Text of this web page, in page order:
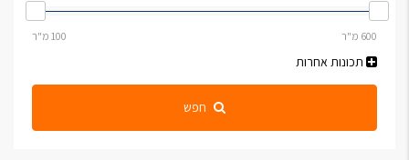
תכונות אחרות
חפש